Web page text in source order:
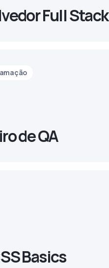
Full Stack
de QA
Basics